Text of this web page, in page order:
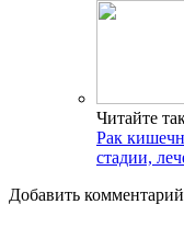
Читайте
Рак
стадии,
Добавить комментарий